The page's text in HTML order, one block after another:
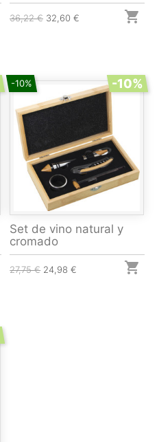
36,22 € 32,60 € 
-10% -10%
Set de vino natural y
cromado
27,75 € 24,98 € 